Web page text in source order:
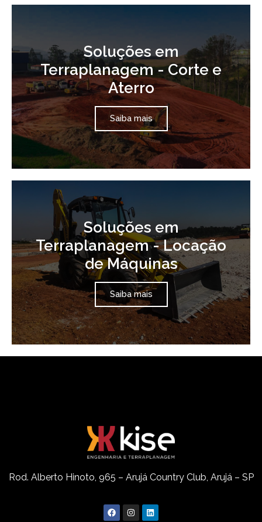
Soluções em
Terraplanagem - Corte e
Aterro
Saiba mais
Soluções em
Terraplanagem - Locação
de Máquinas
Saiba mais
Rod. Alberto Hinoto, 965 – Arujá Country Club, Arujá – SP